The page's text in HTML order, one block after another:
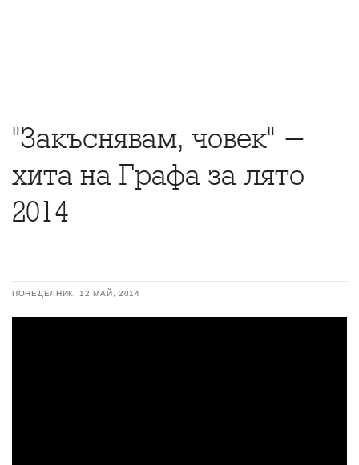
"Закъснявам, човек" -
хита на Графа за лято
2014
ПОНЕДЕЛНИК, 12 МАЙ, 2014